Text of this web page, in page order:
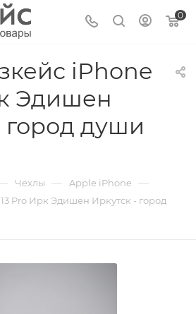
0
iPhone
Эдишен
город души
Чехлы — Apple iPhone —
Pro Ирк Эдишен Иркутск - город